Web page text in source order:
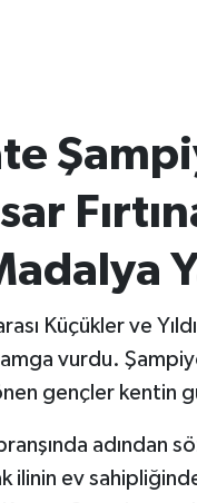
Küçükler ve
vurdu.
gençler kentin
adından
ilinin ev